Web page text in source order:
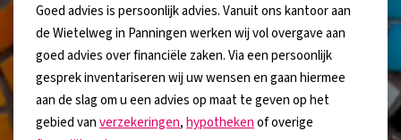
Goed advies is persoonlijk advies. Vanuit ons kantoor aan
de Wietelweg in Panningen werken wij vol overgave aan
goed advies over financiële zaken. Via een persoonlijk
gesprek inventariseren wij uw wensen en gaan hiermee
aan de slag om u een advies op maat te geven op het
gebied vanverzekeringen,hypothekenof overige